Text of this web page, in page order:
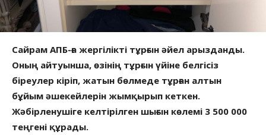
Сайрам АПБ-ға жергілікті тұрғын әйел арызданды.
Оның айтуынша, өзінің тұрғын үйіне белгісіз
біреулер кіріп, жатын бөлмеде тұрған алтын
бұйым әшекейлерін жымқырып кеткен.
Жәбірленушіге келтірілген шығын көлемі 3 500 000
теңгені құрады.